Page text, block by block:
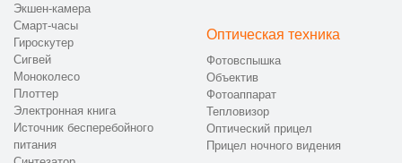
Экшен-камера
Смарт-часы
Гироскутер
Сигвей
Моноколесо
Плоттер
Электронная книга
Источник бесперебойного
питания
Оптическая техника
Фотовспышка
Объектив
Фотоаппарат
Тепловизор
Оптический прицел
Прицел ночного видения